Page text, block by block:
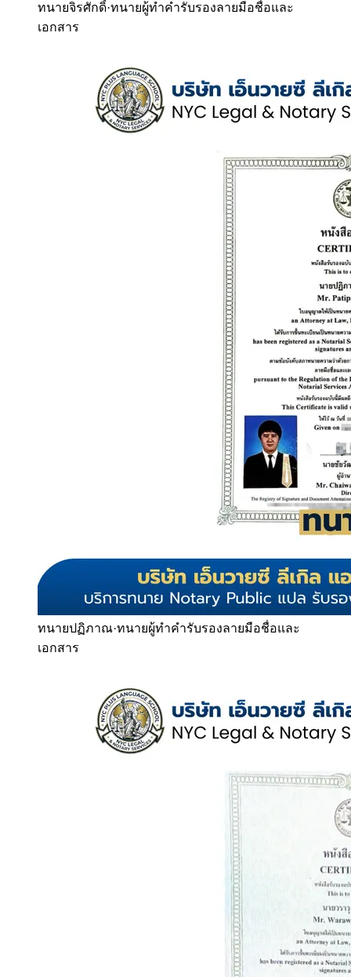
ทนายจิรศักดิ์·ทนายผู้ทำคำรับรองลายมือชื่อและ
เอกสาร
ทนายปฏิภาณ·ทนายผู้ทำคำรับรองลายมือชื่อและ
เอกสาร